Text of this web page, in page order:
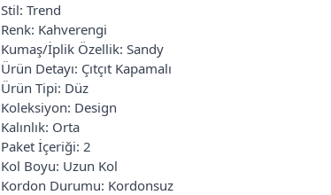
Stil: Trend
Renk: Kahverengi
Kumaş/İplik Özellik: Sandy
Ürün Detayı: Çıtçıt Kapamalı
Ürün Tipi: Düz
Koleksiyon: Design
Kalınlık: Orta
Paket İçeriği: 2
Kol Boyu: Uzun Kol
Kordon Durumu: Kordonsuz